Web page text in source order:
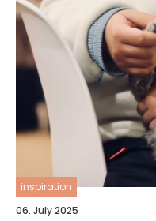
inspiration
06. July 2025